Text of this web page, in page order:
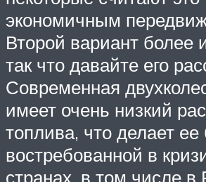
экономичным
Второй вариант более
так что давайте его
Современная
имеет очень низкий
топлива, что делает ее
востребованной в
странах, в том числе в